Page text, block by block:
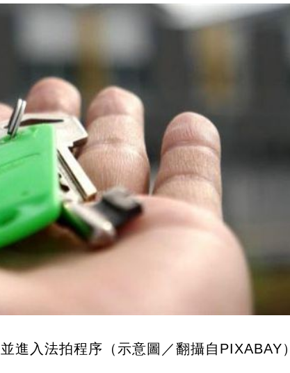
進入法拍程序（示意圖／翻攝自PIXABAY）